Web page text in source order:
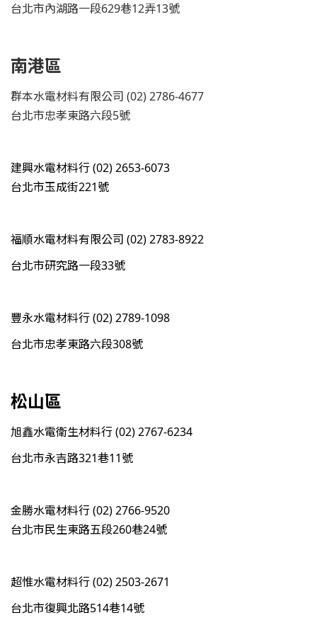
台北市內湖路一段629巷12弄13號
南港區
群本水電材料有限公司 (02) 2786-4677
台北市忠孝東路六段5號
建興水電材料行 (02) 2653-6073
台北市玉成街221號
福順水電材料有限公司 (02) 2783-8922
台北市研究路一段33號
豐永水電材料行 (02) 2789-1098
台北市忠孝東路六段308號
松山區
旭鑫水電衛生材料行 (02) 2767-6234
台北市永吉路321巷11號
金勝水電材料行 (02) 2766-9520
台北市民生東路五段260巷24號
超惟水電材料行 (02) 2503-2671
台北市復興北路514巷14號